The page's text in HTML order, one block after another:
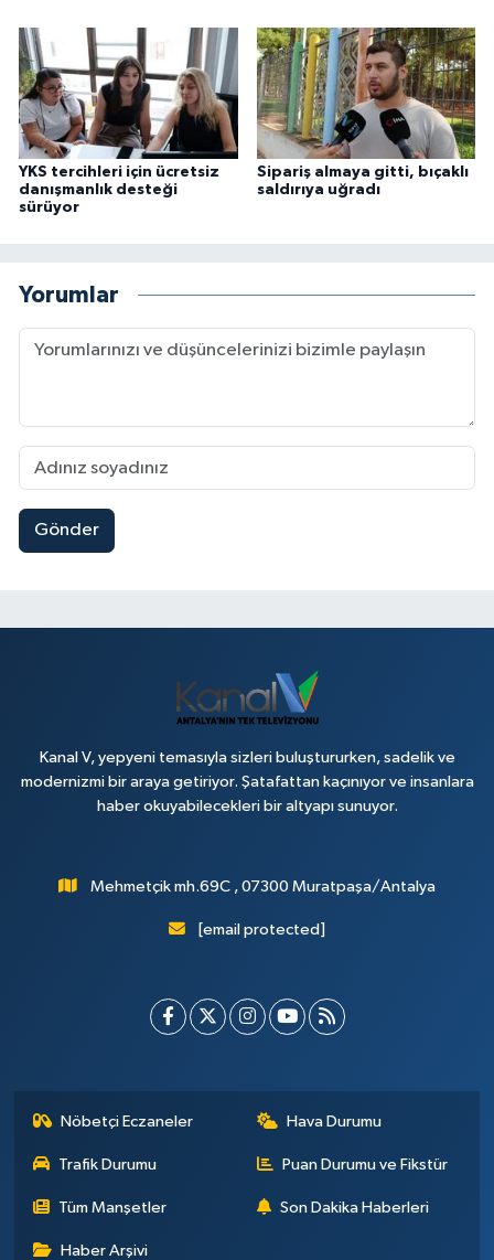
YKS tercihleri için ücretsiz
danışmanlık desteği
sürüyor
Sipariş almaya gitti, bıçaklı
saldırıya uğradı
Yorumlar
Gönder
Kanal V, yepyeni temasıyla sizleri buluştururken, sadelik ve
modernizmi bir araya getiriyor. Şatafattan kaçınıyor ve insanlara
haber okuyabilecekleri bir altyapı sunuyor.
Mehmetçik mh.69C , 07300 Muratpaşa/Antalya
[email protected]
Nöbetçi Eczaneler Hava Durumu
Trafik Durumu Puan Durumu ve Fikstür
Tüm Manşetler Son Dakika Haberleri
Haber Arşivi